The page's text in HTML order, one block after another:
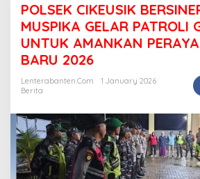
BERSINERGI
DENGAN
MUSPIKA
GELAR
UNTUK
TAHUN
BARU
2026
POLSEK CIKEUSIK
MUSPIKA GELAR PATROLI
UNTUK AMANKAN
BARU 2026
Lenterabanten.com
1 January 2026
Berita